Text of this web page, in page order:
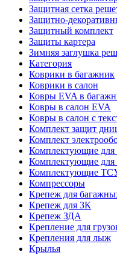
Защитная сетка
Защитно-
Защитный комплект
Защиты картера
Зимняя заглушка
Категория
Коврики в багажник
Коврики в салон
Ковры EVA в
Ковры в салон EVA
Ковры в салон с
Комплект защит
Комплект
Комплектующие для
Комплектующие для
Комплектующие
Компрессоры
Крепеж для
Крепеж для ЗК
Крепеж ЗДА
Крепление для
Крепления для лыж
Крылья